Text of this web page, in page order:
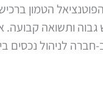
הטמון
גבוה ותשואה
חברה לניהול נכסים